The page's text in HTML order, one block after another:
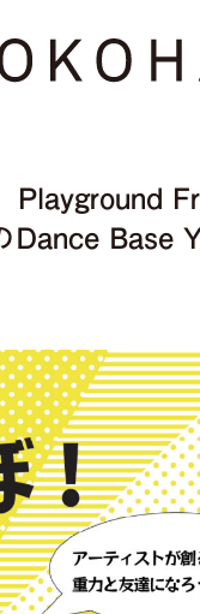
Playground
Dance Base